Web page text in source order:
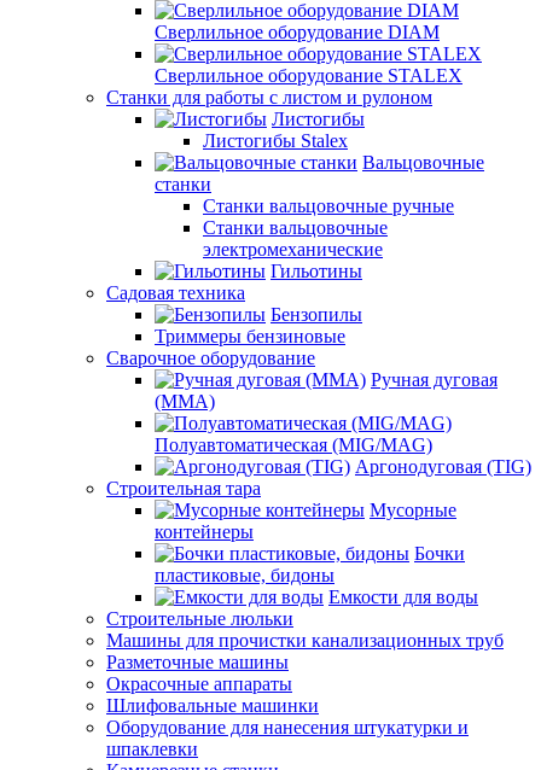
Сверлильное оборудование DIAM
Сверлильное оборудование STALEX
Станки для работы с листом и рулоном
Листогибы
Листогибы Stalex
Вальцовочные
станки
Станки вальцовочные ручные
Станки вальцовочные
электромеханические
Гильотины
Садовая техника
Бензопилы
Триммеры бензиновые
Сварочное оборудование
Ручная дуговая
(MMA)
Полуавтоматическая (MIG/MAG)
Аргонодуговая (TIG)
Строительная тара
Мусорные
контейнеры
Бочки
пластиковые, бидоны
Емкости для воды
Строительные люльки
Машины для прочистки канализационных труб
Разметочные машины
Окрасочные аппараты
Шлифовальные машинки
Оборудование для нанесения штукатурки и
шпаклевки